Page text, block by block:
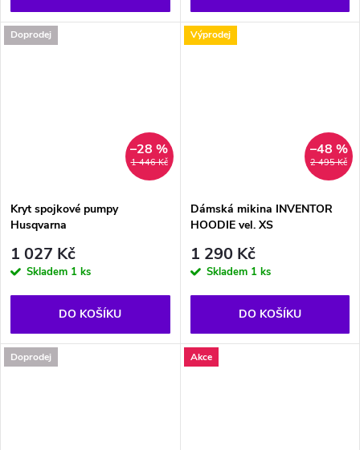
Doprodej
1 446 Kč
–28 %
Kryt spojkové pumpy
Husqvarna
1 027 Kč
Skladem 1 ks
DO KOŠÍKU
Výprodej
2 495 Kč
–48 %
Dámská mikina INVENTOR
HOODIE vel. XS
1 290 Kč
Skladem 1 ks
DO KOŠÍKU
Doprodej Akce